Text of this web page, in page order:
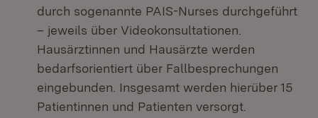
durch sogenannte PAIS-Nurses durchgeführt
– jeweils über Videokonsultationen.
Hausärztinnen und Hausärzte werden
bedarfsorientiert über Fallbesprechungen
eingebunden. Insgesamt werden hierüber 15
Patientinnen und Patienten versorgt.